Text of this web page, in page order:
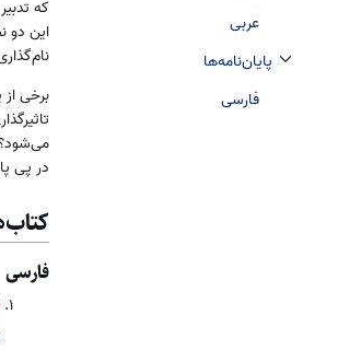
عربی
پایان‌نامه‌‌ها
تغییر وضعیت زیربخش‌های پایان‌نامه‌‌ها
فارسی
که
این دو
برخی
می‌شود؟
در پی
فارسی